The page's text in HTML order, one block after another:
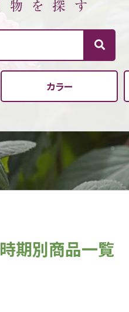
カラー
期別商品一覧